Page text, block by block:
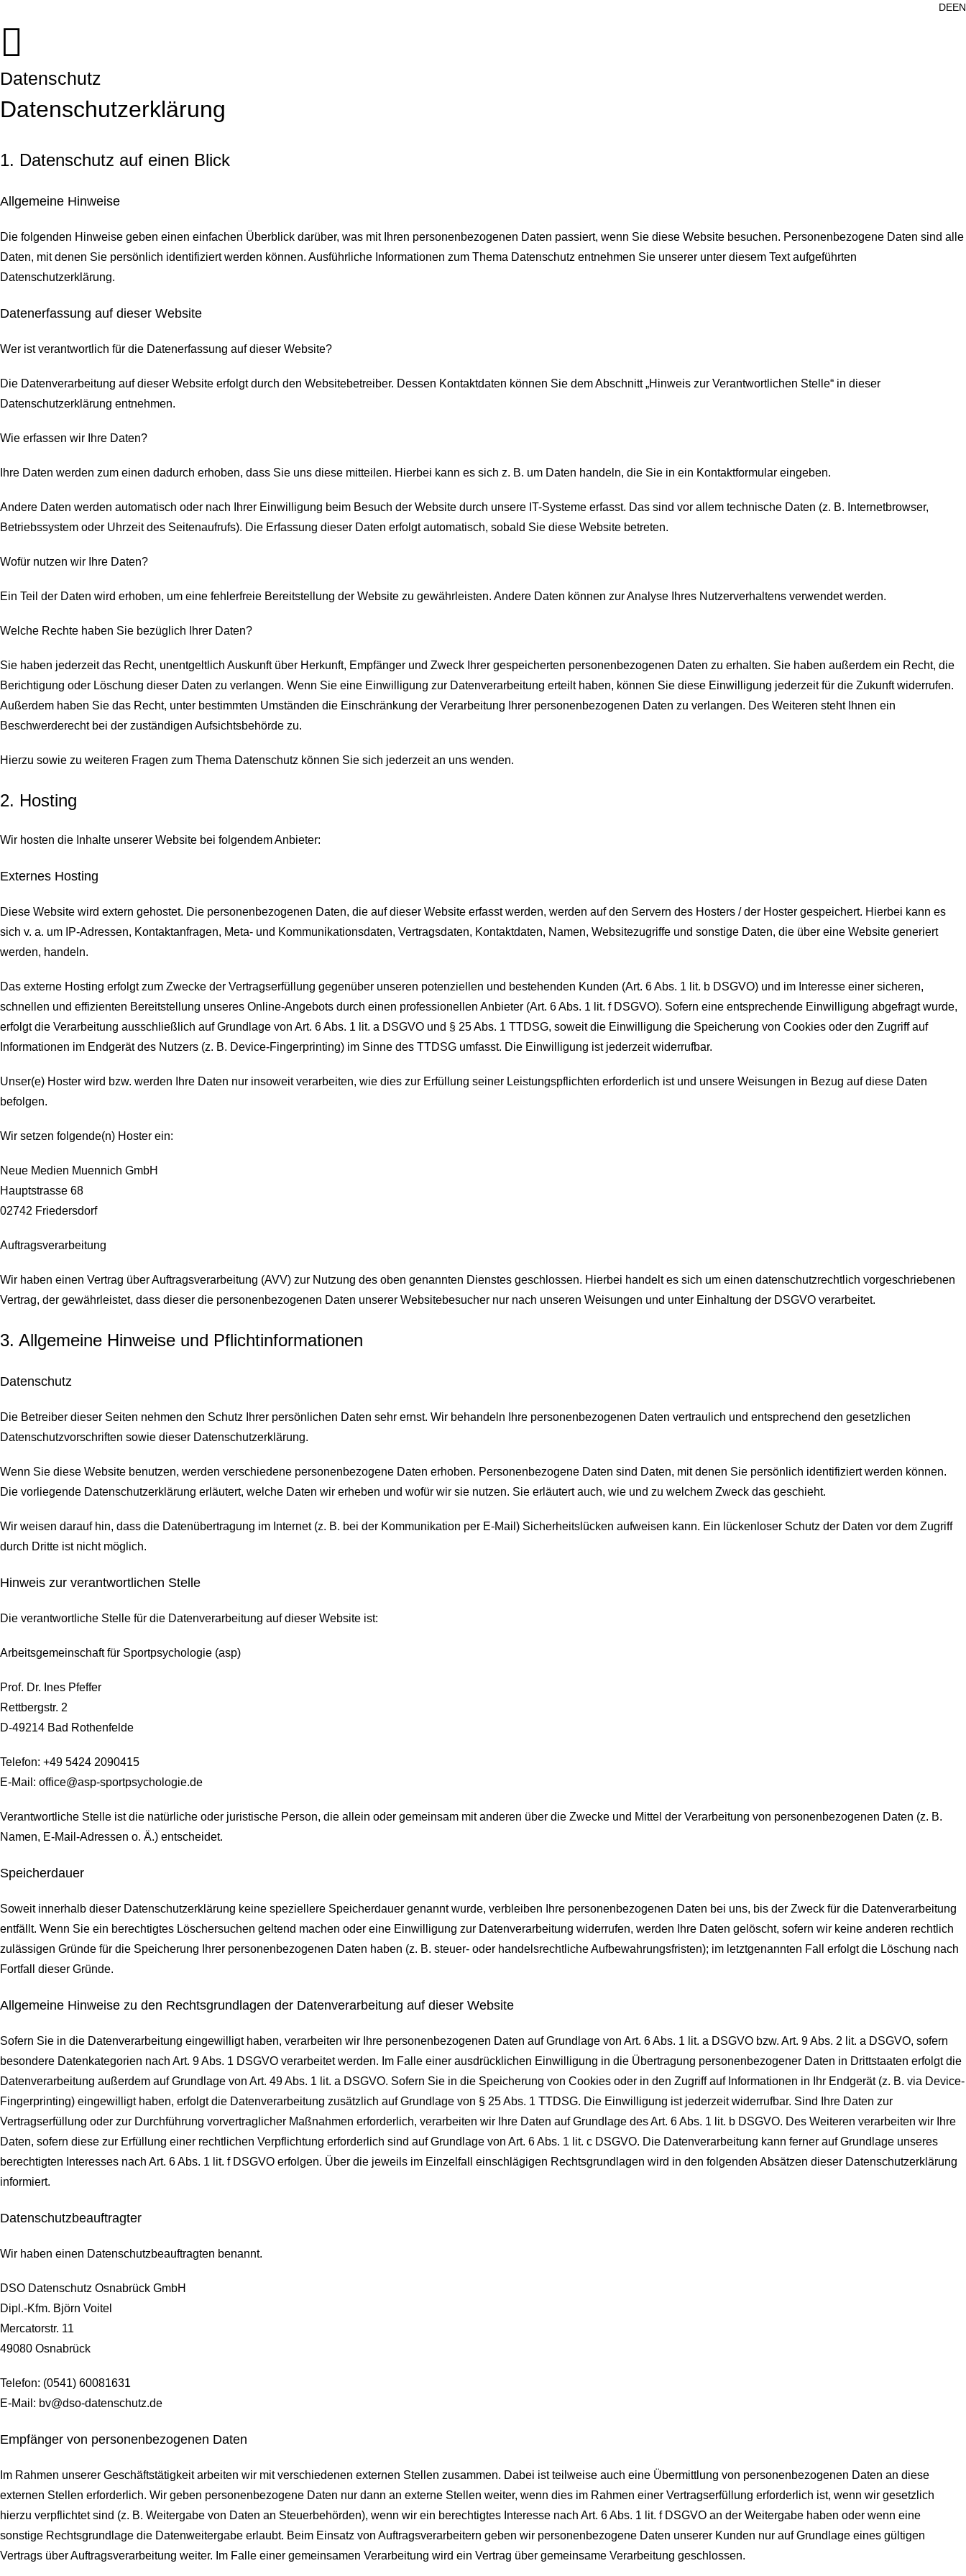
DEEN
Datenschutz
Datenschutz­erklärung
1. Datenschutz auf einen Blick
Allgemeine Hinweise
Die folgenden Hinweise geben einen einfachen Überblick darüber, was mit Ihren personenbezogenen Daten passiert, wenn Sie diese Website besuchen. Personenbezogene Daten sind alle
Daten, mit denen Sie persönlich identifiziert werden können. Ausführliche Informationen zum Thema Datenschutz entnehmen Sie unserer unter diesem Text aufgeführten
Datenschutzerklärung.
Datenerfassung auf dieser Website
Wer ist verantwortlich für die Datenerfassung auf dieser Website?
Die Datenverarbeitung auf dieser Website erfolgt durch den Websitebetreiber. Dessen Kontaktdaten können Sie dem Abschnitt „Hinweis zur Verantwortlichen Stelle“ in dieser
Datenschutzerklärung entnehmen.
Wie erfassen wir Ihre Daten?
Ihre Daten werden zum einen dadurch erhoben, dass Sie uns diese mitteilen. Hierbei kann es sich z. B. um Daten handeln, die Sie in ein Kontaktformular eingeben.
Andere Daten werden automatisch oder nach Ihrer Einwilligung beim Besuch der Website durch unsere IT-Systeme erfasst. Das sind vor allem technische Daten (z. B. Internetbrowser,
Betriebssystem oder Uhrzeit des Seitenaufrufs). Die Erfassung dieser Daten erfolgt automatisch, sobald Sie diese Website betreten.
Wofür nutzen wir Ihre Daten?
Ein Teil der Daten wird erhoben, um eine fehlerfreie Bereitstellung der Website zu gewährleisten. Andere Daten können zur Analyse Ihres Nutzerverhaltens verwendet werden.
Welche Rechte haben Sie bezüglich Ihrer Daten?
Sie haben jederzeit das Recht, unentgeltlich Auskunft über Herkunft, Empfänger und Zweck Ihrer gespeicherten personenbezogenen Daten zu erhalten. Sie haben außerdem ein Recht, die
Berichtigung oder Löschung dieser Daten zu verlangen. Wenn Sie eine Einwilligung zur Datenverarbeitung erteilt haben, können Sie diese Einwilligung jederzeit für die Zukunft widerrufen.
Außerdem haben Sie das Recht, unter bestimmten Umständen die Einschränkung der Verarbeitung Ihrer personenbezogenen Daten zu verlangen. Des Weiteren steht Ihnen ein
Beschwerderecht bei der zuständigen Aufsichtsbehörde zu.
Hierzu sowie zu weiteren Fragen zum Thema Datenschutz können Sie sich jederzeit an uns wenden.
2. Hosting
Wir hosten die Inhalte unserer Website bei folgendem Anbieter:
Externes Hosting
Diese Website wird extern gehostet. Die personenbezogenen Daten, die auf dieser Website erfasst werden, werden auf den Servern des Hosters / der Hoster gespeichert. Hierbei kann es
sich v. a. um IP-Adressen, Kontaktanfragen, Meta- und Kommunikationsdaten, Vertragsdaten, Kontaktdaten, Namen, Websitezugriffe und sonstige Daten, die über eine Website generiert
werden, handeln.
Das externe Hosting erfolgt zum Zwecke der Vertragserfüllung gegenüber unseren potenziellen und bestehenden Kunden (Art. 6 Abs. 1 lit. b DSGVO) und im Interesse einer sicheren,
schnellen und effizienten Bereitstellung unseres Online-Angebots durch einen professionellen Anbieter (Art. 6 Abs. 1 lit. f DSGVO). Sofern eine entsprechende Einwilligung abgefragt wurde,
erfolgt die Verarbeitung ausschließlich auf Grundlage von Art. 6 Abs. 1 lit. a DSGVO und § 25 Abs. 1 TTDSG, soweit die Einwilligung die Speicherung von Cookies oder den Zugriff auf
Informationen im Endgerät des Nutzers (z. B. Device-Fingerprinting) im Sinne des TTDSG umfasst. Die Einwilligung ist jederzeit widerrufbar.
Unser(e) Hoster wird bzw. werden Ihre Daten nur insoweit verarbeiten, wie dies zur Erfüllung seiner Leistungspflichten erforderlich ist und unsere Weisungen in Bezug auf diese Daten
befolgen.
Wir setzen folgende(n) Hoster ein:
Neue Medien Muennich GmbH
Hauptstrasse 68
02742 Friedersdorf
Auftragsverarbeitung
Wir haben einen Vertrag über Auftragsverarbeitung (AVV) zur Nutzung des oben genannten Dienstes geschlossen. Hierbei handelt es sich um einen datenschutzrechtlich vorgeschriebenen
Vertrag, der gewährleistet, dass dieser die personenbezogenen Daten unserer Websitebesucher nur nach unseren Weisungen und unter Einhaltung der DSGVO verarbeitet.
3. Allgemeine Hinweise und Pflicht­informationen
Datenschutz
Die Betreiber dieser Seiten nehmen den Schutz Ihrer persönlichen Daten sehr ernst. Wir behandeln Ihre personenbezogenen Daten vertraulich und entsprechend den gesetzlichen
Datenschutzvorschriften sowie dieser Datenschutzerklärung.
Wenn Sie diese Website benutzen, werden verschiedene personenbezogene Daten erhoben. Personenbezogene Daten sind Daten, mit denen Sie persönlich identifiziert werden können.
Die vorliegende Datenschutzerklärung erläutert, welche Daten wir erheben und wofür wir sie nutzen. Sie erläutert auch, wie und zu welchem Zweck das geschieht.
Wir weisen darauf hin, dass die Datenübertragung im Internet (z. B. bei der Kommunikation per E-Mail) Sicherheitslücken aufweisen kann. Ein lückenloser Schutz der Daten vor dem Zugriff
durch Dritte ist nicht möglich.
Hinweis zur verantwortlichen Stelle
Die verantwortliche Stelle für die Datenverarbeitung auf dieser Website ist:
Arbeitsgemeinschaft für Sportpsychologie (asp)
Prof. Dr. Ines Pfeffer
Rettbergstr. 2
D-49214 Bad Rothenfelde
Telefon: +49 5424 2090415
E-Mail: office@asp-sportpsychologie.de
Verantwortliche Stelle ist die natürliche oder juristische Person, die allein oder gemeinsam mit anderen über die Zwecke und Mittel der Verarbeitung von personenbezogenen Daten (z. B.
Namen, E-Mail-Adressen o. Ä.) entscheidet.
Speicherdauer
Soweit innerhalb dieser Datenschutzerklärung keine speziellere Speicherdauer genannt wurde, verbleiben Ihre personenbezogenen Daten bei uns, bis der Zweck für die Datenverarbeitung
entfällt. Wenn Sie ein berechtigtes Löschersuchen geltend machen oder eine Einwilligung zur Datenverarbeitung widerrufen, werden Ihre Daten gelöscht, sofern wir keine anderen rechtlich
zulässigen Gründe für die Speicherung Ihrer personenbezogenen Daten haben (z. B. steuer- oder handelsrechtliche Aufbewahrungsfristen); im letztgenannten Fall erfolgt die Löschung nach
Fortfall dieser Gründe.
Allgemeine Hinweise zu den Rechtsgrundlagen der Datenverarbeitung auf dieser Website
Sofern Sie in die Datenverarbeitung eingewilligt haben, verarbeiten wir Ihre personenbezogenen Daten auf Grundlage von Art. 6 Abs. 1 lit. a DSGVO bzw. Art. 9 Abs. 2 lit. a DSGVO, sofern
besondere Datenkategorien nach Art. 9 Abs. 1 DSGVO verarbeitet werden. Im Falle einer ausdrücklichen Einwilligung in die Übertragung personenbezogener Daten in Drittstaaten erfolgt die
Datenverarbeitung außerdem auf Grundlage von Art. 49 Abs. 1 lit. a DSGVO. Sofern Sie in die Speicherung von Cookies oder in den Zugriff auf Informationen in Ihr Endgerät (z. B. via Device-
Fingerprinting) eingewilligt haben, erfolgt die Datenverarbeitung zusätzlich auf Grundlage von § 25 Abs. 1 TTDSG. Die Einwilligung ist jederzeit widerrufbar. Sind Ihre Daten zur
Vertragserfüllung oder zur Durchführung vorvertraglicher Maßnahmen erforderlich, verarbeiten wir Ihre Daten auf Grundlage des Art. 6 Abs. 1 lit. b DSGVO. Des Weiteren verarbeiten wir Ihre
Daten, sofern diese zur Erfüllung einer rechtlichen Verpflichtung erforderlich sind auf Grundlage von Art. 6 Abs. 1 lit. c DSGVO. Die Datenverarbeitung kann ferner auf Grundlage unseres
berechtigten Interesses nach Art. 6 Abs. 1 lit. f DSGVO erfolgen. Über die jeweils im Einzelfall einschlägigen Rechtsgrundlagen wird in den folgenden Absätzen dieser Datenschutzerklärung
informiert.
Datenschutz­beauftragter
Wir haben einen Datenschutzbeauftragten benannt.
DSO Datenschutz Osnabrück GmbH
Dipl.-Kfm. Björn Voitel
Mercatorstr. 11
49080 Osnabrück
Telefon: (0541) 60081631
E-Mail: bv@dso-datenschutz.de
Empfänger von personenbezogenen Daten
Im Rahmen unserer Geschäftstätigkeit arbeiten wir mit verschiedenen externen Stellen zusammen. Dabei ist teilweise auch eine Übermittlung von personenbezogenen Daten an diese
externen Stellen erforderlich. Wir geben personenbezogene Daten nur dann an externe Stellen weiter, wenn dies im Rahmen einer Vertragserfüllung erforderlich ist, wenn wir gesetzlich
hierzu verpflichtet sind (z. B. Weitergabe von Daten an Steuerbehörden), wenn wir ein berechtigtes Interesse nach Art. 6 Abs. 1 lit. f DSGVO an der Weitergabe haben oder wenn eine
sonstige Rechtsgrundlage die Datenweitergabe erlaubt. Beim Einsatz von Auftragsverarbeitern geben wir personenbezogene Daten unserer Kunden nur auf Grundlage eines gültigen
Vertrags über Auftragsverarbeitung weiter. Im Falle einer gemeinsamen Verarbeitung wird ein Vertrag über gemeinsame Verarbeitung geschlossen.